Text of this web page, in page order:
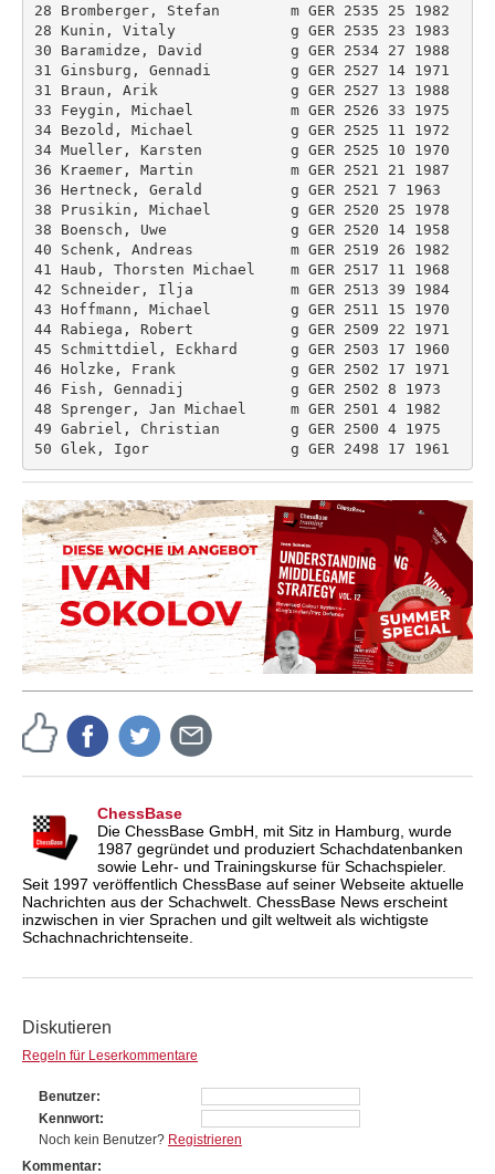
28 Bromberger, Stefan        m GER 2535 25 1982
28 Kunin, Vitaly             g GER 2535 23 1983
30 Baramidze, David          g GER 2534 27 1988
31 Ginsburg, Gennadi         g GER 2527 14 1971
31 Braun, Arik               g GER 2527 13 1988
33 Feygin, Michael           m GER 2526 33 1975
34 Bezold, Michael           g GER 2525 11 1972
34 Mueller, Karsten          g GER 2525 10 1970
36 Kraemer, Martin           m GER 2521 21 1987
36 Hertneck, Gerald          g GER 2521 7 1963
38 Prusikin, Michael         g GER 2520 25 1978
38 Boensch, Uwe              g GER 2520 14 1958
40 Schenk, Andreas           m GER 2519 26 1982
41 Haub, Thorsten Michael    m GER 2517 11 1968
42 Schneider, Ilja           m GER 2513 39 1984
43 Hoffmann, Michael         g GER 2511 15 1970
44 Rabiega, Robert           g GER 2509 22 1971
45 Schmittdiel, Eckhard      g GER 2503 17 1960
46 Holzke, Frank             g GER 2502 17 1971
46 Fish, Gennadij            g GER 2502 8 1973
48 Sprenger, Jan Michael     m GER 2501 4 1982
49 Gabriel, Christian        g GER 2500 4 1975
ChessBase
Die ChessBase GmbH, mit Sitz in Hamburg, wurde
1987 gegründet und produziert Schachdatenbanken
sowie Lehr- und Trainingskurse für Schachspieler.
Seit 1997 veröffentlich ChessBase auf seiner Webseite aktuelle
Nachrichten aus der Schachwelt. ChessBase News erscheint
inzwischen in vier Sprachen und gilt weltweit als wichtigste
Schachnachrichtenseite.
Diskutieren
Regeln für Leserkommentare
Benutzer
Kennwort
Noch kein Benutzer? Registrieren
Kommentar